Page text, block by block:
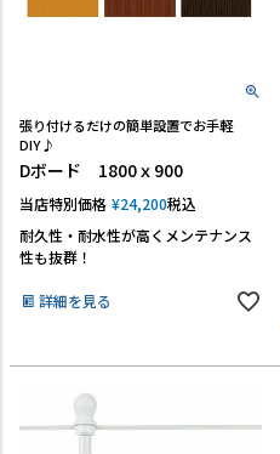
張り付けるだけの簡単設置でお手軽
DIY♪
Dボード 1800ｘ900
当店特別価格 ¥24,200税込
耐久性・耐水性が高くメンテナンス
性も抜群！
詳細を見る